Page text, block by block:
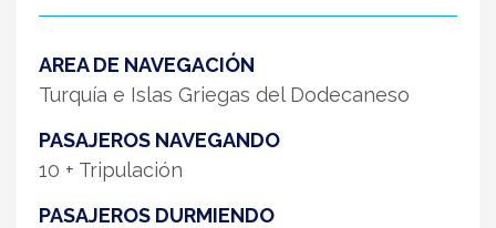
AREA DE NAVEGACIÓN
Turquía e Islas Griegas del Dodecaneso
PASAJEROS NAVEGANDO
10 + Tripulación
PASAJEROS DURMIENDO